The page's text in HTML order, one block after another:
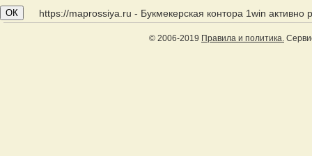
https://maprossiya.ru - Букмекерская контора 1win активно
© 2006-2019 Правила и политика.
ОК